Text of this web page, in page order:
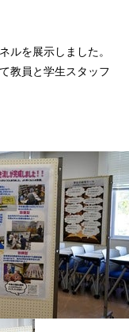
ルを展示しました。
教員と学生スタッフ